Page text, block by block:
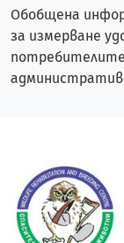
Обобщена
за измерване